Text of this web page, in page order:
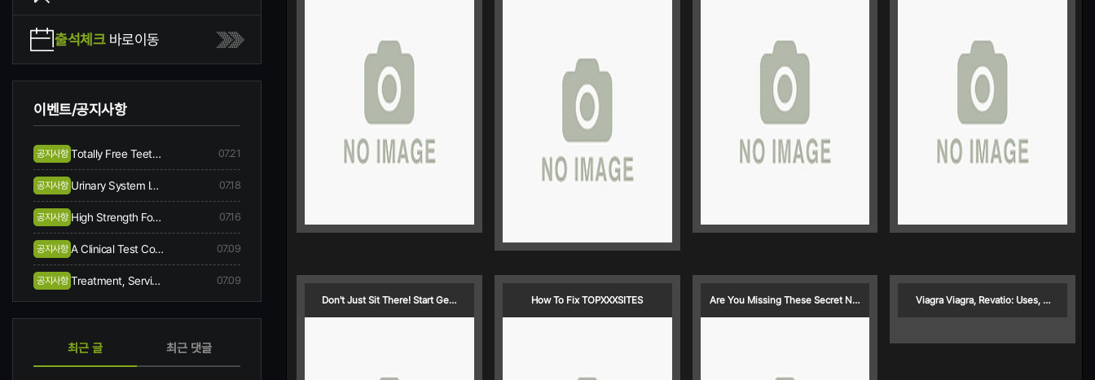
Don't Just Sit There! Start Ge… How To Fix TOPXXXSITES Are You Missing These Secret N… Viagra Viagra, Revatio: Uses, …
출석체크바로이동
이벤트/공지사항
공지사항 Totally Free Teeth Bleaching When You Begin Same-day Treatment 07.21
공지사항 Urinary System Incontinence Symptoms And Causes 07.18
공지사항 High Strength Focussed Ultrasound Hifu 07.16
공지사항 A Clinical Test Comes Along In Skin Collagen, Hydration, Flexibility, Creases, Scalp, And Hair Problem Following 12-week Oral Consumption Of A Supplement Having Hydrolysed Collagen 07.09
공지사항 Treatment, Service, And Area 07.09
최근 글 최근 댓글